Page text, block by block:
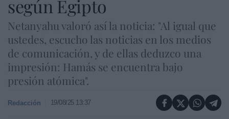
según Egipto
Netanyahu valoró así la noticia: "Al igual que
ustedes, escucho las noticias en los medios
de comunicación, y de ellas deduzco una
impresión: Hamás se encuentra bajo
presión atómica".
Redacción 19/08/25 13:37